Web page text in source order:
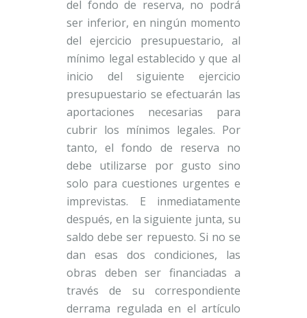
del fondo de reserva, no podrá
ser inferior, en ningún momento
del ejercicio presupuestario, al
mínimo legal establecido y que al
inicio del siguiente ejercicio
presupuestario se efectuarán las
aportaciones necesarias para
cubrir los mínimos legales. Por
tanto, el fondo de reserva no
debe utilizarse por gusto sino
solo para cuestiones urgentes e
imprevistas. E inmediatamente
después, en la siguiente junta, su
saldo debe ser repuesto. Si no se
dan esas dos condiciones, las
obras deben ser financiadas a
través de su correspondiente
derrama regulada en el artículo